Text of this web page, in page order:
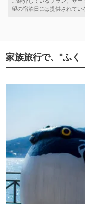
家族旅行で、"ふく